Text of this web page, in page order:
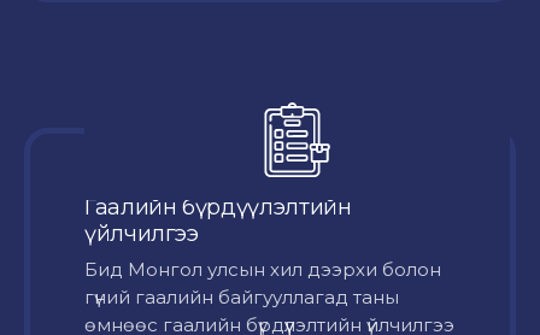
Гаалийн бүрдүүлэлтийн
үйлчилгээ
Бид Монгол улсын хил дээрхи болон
гүний гаалийн байгууллагад таны
өмнөөс гаалийн бүрдүүлэлтийн үйлчилгээ